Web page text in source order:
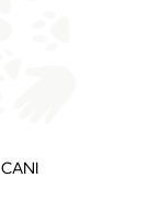
CANI